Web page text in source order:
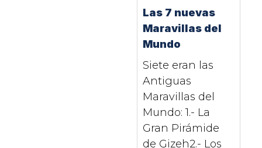
Las 7 nuevas
Maravillas del
Mundo
Siete eran las
Antiguas
Maravillas del
Mundo: 1.- La
Gran Pirámide
de Gizeh2.- Los